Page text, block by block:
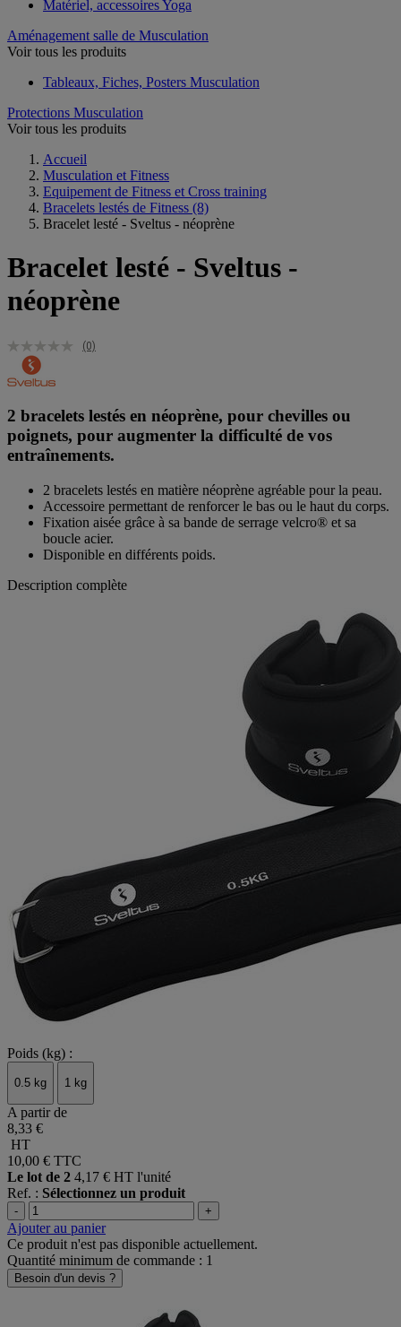
Matériel, accessoires Yoga
Aménagement salle de Musculation
Voir tous les produits
Tableaux, Fiches, Posters Musculation
Protections Musculation
Voir tous les produits
Accueil
Musculation et Fitness
Equipement de Fitness et Cross training
Bracelets lestés de Fitness (8)
Bracelet lesté - Sveltus - néoprène
Bracelet lesté - Sveltus -
néoprène
(0)
2 bracelets lestés en néoprène, pour chevilles ou
poignets, pour augmenter la difficulté de vos
entraînements.
2 bracelets lestés en matière néoprène agréable pour la peau.
Accessoire permettant de renforcer le bas ou le haut du corps.
Fixation aisée grâce à sa bande de serrage velcro® et sa
boucle acier.
Disponible en différents poids.
Description complète
Poids (kg) :
0.5 kg 1 kg
A partir de
8,33 €
HT
10,00 € TTC
Le lot de 2 4,17 € HT l'unité
Ref. : Sélectionnez un produit
- +
Ajouter au panier
Ce produit n'est pas disponible actuellement.
Quantité minimum de commande : 1
Besoin d'un devis ?